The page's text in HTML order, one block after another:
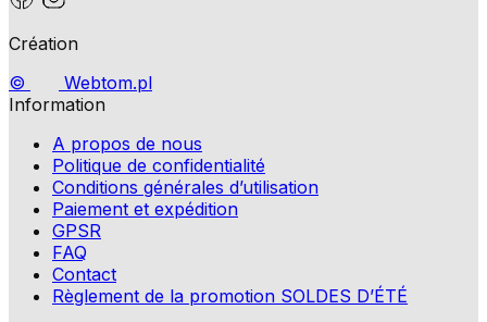
Création
©
Webtom.pl
Information
A propos de nous
Politique de confidentialité
Conditions générales d’utilisation
Paiement et expédition
GPSR
FAQ
Contact
Règlement de la promotion SOLDES D’ÉTÉ